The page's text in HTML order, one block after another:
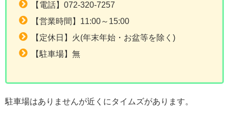
【電話】072-320-7257
【営業時間】11:00～15:00
【定休日】火(年末年始・お盆等を除く)
【駐車場】無
駐車場はありませんが近くにタイムズがあります。